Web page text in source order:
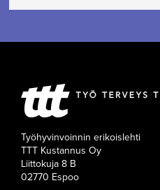
Työhyvinvoinnin erikoislehti
TTT Kustannus Oy
Liittokuja 8 B
02770 Espoo